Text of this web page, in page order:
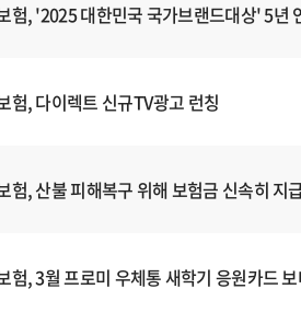
험, '2025 대한민국 국가브랜드대상' 5년
험, 다이렉트 신규TV광고 런칭
험, 산불 피해복구 위해 보험금 신속히 지
험, 3월 프로미 우체통 새학기 응원카드